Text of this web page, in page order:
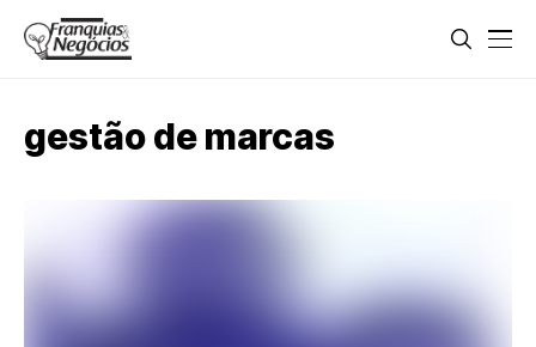
gestão de marcas